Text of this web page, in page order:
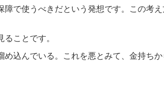
で使うべきだという発想です。この考
ことです。
込んでいる。これを悪とみて、金持ちか